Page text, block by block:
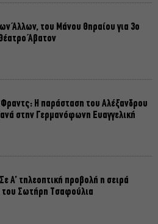
Άλλων, του Μάνου Θηραίου για 3ο
Άβατον
Η παράσταση του Αλέξανδρου
στην Γερμανόφωνη Ευαγγελική
Α’ τηλεοπτική προβολή η σειρά
του Σωτήρη Τσαφούλια